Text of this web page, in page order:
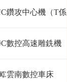
鑽攻中心機（T係
數控高速雕銑機
雲南數控車床